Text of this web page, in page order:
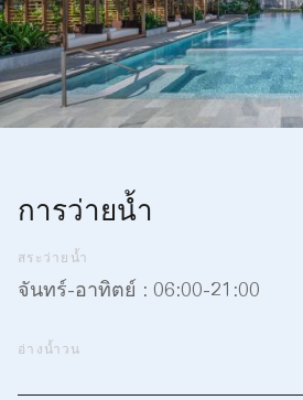
การว่ายน้ำ
สระว่ายน้ำ
จันทร์-อาทิตย์ : 06:00-21:00
อ่างน้ำวน